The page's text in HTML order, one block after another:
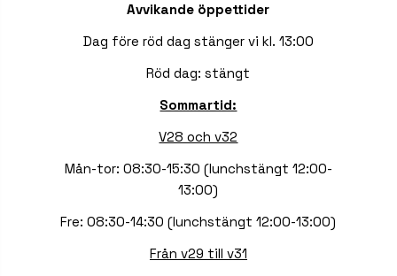
Avvikande öppettider
Dag före röd dag stänger vi kl. 13:00
Röd dag: stängt
Sommartid:
V28 och v32
Mån-tor: 08:30-15:30 (lunchstängt 12:00-
13:00)
Fre: 08:30-14:30 (lunchstängt 12:00-13:00)
Från v29 till v31